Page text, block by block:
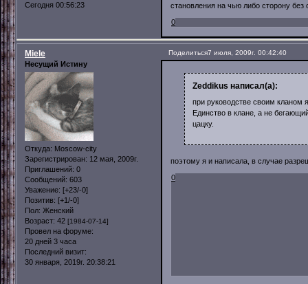
Сегодня 00:56:23
становления на чью либо сторону
0
Поделиться7 июля, 2009г. 00:42:40
Miele
Несущий Истину
Откуда: Moscow-city
Зарегистрирован: 12 мая, 2009г.
Приглашений: 0
Сообщений: 603
Уважение: [+23/-0]
Позитив: [+1/-0]
Пол: Женский
Возраст: 42 [1984-07-14]
Провел на форуме:
20 дней 3 часа
Последний визит:
30 января, 2019г. 20:38:21
Zeddikus написал(а):
при руководстве своим кланом
Единство в клане, а не
цацку.
поэтому я и написала, в случае
0